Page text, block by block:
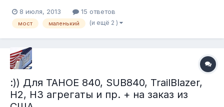
традиционна: большой мост с блокировкой, дисковыми
тормозами и так далее. Мост с барабанами и всей требухой
8 июля, 2013 15 ответов
мост маленький (и ещё 2 )
:)) Для TAHOE 840, SUB840, TrailBlazer,
H2, H3 агрегаты и пр. + на заказ из